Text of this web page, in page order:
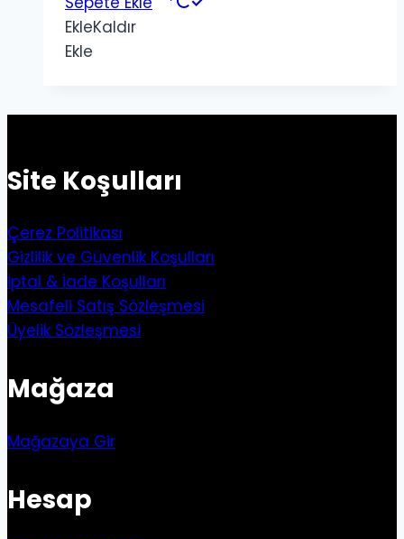
EkleKaldır
Ekle
Site Koşulları
Çerez Politikası
Gizlilik ve Güvenlik Koşulları
İptal & İade Koşulları
Mesafeli Satış Sözleşmesi
Üyelik Sözleşmesi
Mağaza
Mağazaya Gir
Hesap